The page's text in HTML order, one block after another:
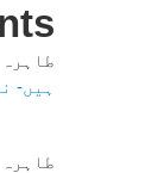
ہیں-